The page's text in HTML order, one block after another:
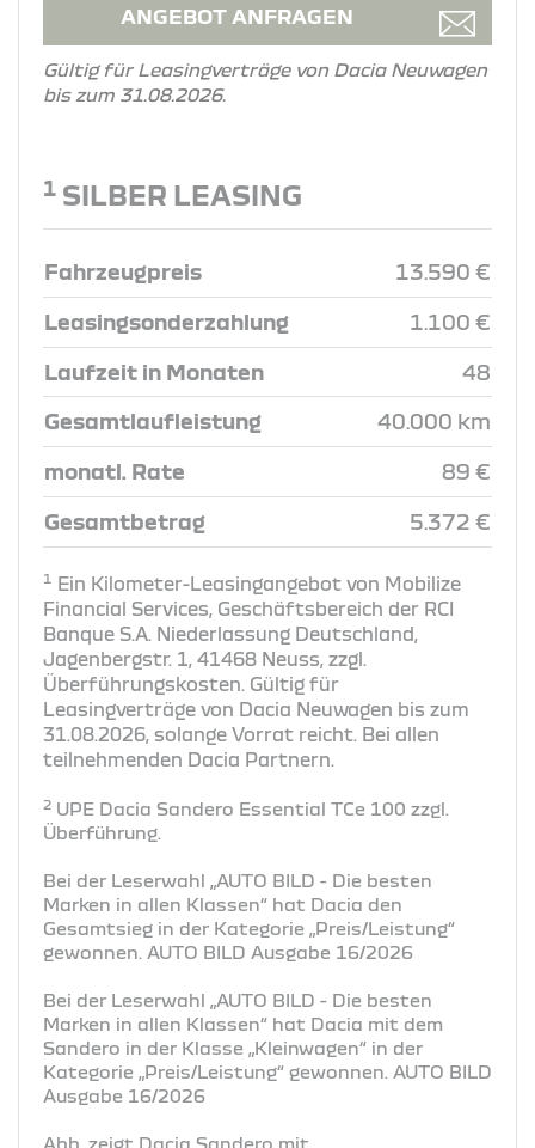
ANGEBOT ANFRAGEN
Gültig für Leasingverträge von Dacia Neuwagen
bis zum 31.08.2026.
1 SILBER LEASING
Fahrzeugpreis 13.590 €
Leasingsonderzahlung 1.100 €
Laufzeit in Monaten 48
Gesamtlaufleistung 40.000 km
monatl. Rate 89 €
Gesamtbetrag 5.372 €
1
Ein Kilometer-Leasingangebot von Mobilize
Financial Services, Geschäftsbereich der RCI
Banque S.A. Niederlassung Deutschland,
Jagenbergstr. 1, 41468 Neuss, zzgl.
Überführungskosten. Gültig für
Leasingverträge von Dacia Neuwagen bis zum
31.08.2026, solange Vorrat reicht. Bei allen
teilnehmenden Dacia Partnern.
2 UPE Dacia Sandero Essential TCe 100 zzgl.
Überführung.
Bei der Leserwahl „AUTO BILD - Die besten
Marken in allen Klassen“ hat Dacia den
Gesamtsieg in der Kategorie „Preis/Leistung“
gewonnen. AUTO BILD Ausgabe 16/2026
Bei der Leserwahl „AUTO BILD - Die besten
Marken in allen Klassen“ hat Dacia mit dem
Sandero in der Klasse „Kleinwagen“ in der
Kategorie „Preis/Leistung“ gewonnen. AUTO BILD
Ausgabe 16/2026
Abb. zeigt Dacia Sandero mit